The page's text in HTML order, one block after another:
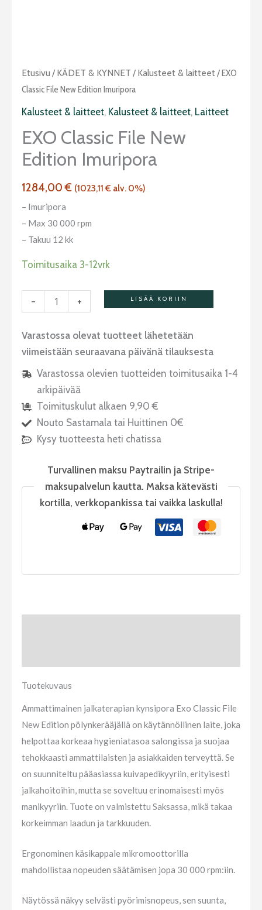
Etusivu / KÄDET & KYNNET / Kalusteet & laitteet/ EXO
Classic File New Edition Imuripora
Kalusteet & laitteet, Kalusteet & laitteet, Laitteet
EXO Classic File New
Edition Imuripora
1284,00€ (1023,11€ alv. 0%)
– Imuripora
– Max 30 000 rpm
– Takuu 12 kk
Toimitusaika 3-12vrk
-
EXO
Classic
File
Edition
imuripora
+ LISÄÄ KORIIN
Varastossa olevat tuotteet lähetetään
viimeistään seuraavana päivänä tilauksesta
Varastossa olevien tuotteiden toimitusaika 1-4
arkipäivää
Toimituskulut alkaen 9,90 €
Nouto Sastamala tai Huittinen 0€
Kysy tuotteesta heti chatissa
Turvallinen maksu Paytrailin ja Stripe-
maksupalvelun kautta. Maksa kätevästi
kortilla, verkkopankissa tai vaikka laskulla!
Tuotekuvaus
Ammattimainen jalkaterapian kynsipora Exo Classic File
New Edition pölynkerääjällä on käytännöllinen laite, joka
helpottaa korkeaa hygieniatasoa salongissa ja suojaa
tehokkaasti ammattilaisten ja asiakkaiden terveyttä. Se
on suunniteltu pääasiassa kuivapedikyyriin, erityisesti
jalkahoitoihin, mutta se soveltuu erinomaisesti myös
manikyyriin. Tuote on valmistettu Saksassa, mikä takaa
korkeimman laadun ja tarkkuuden.
Ergonominen käsikappale mikromoottorilla
mahdollistaa nopeuden säätämisen jopa 30 000 rpm:iin.
Näytössä näkyy selvästi pyörimisnopeus, sen suunta,